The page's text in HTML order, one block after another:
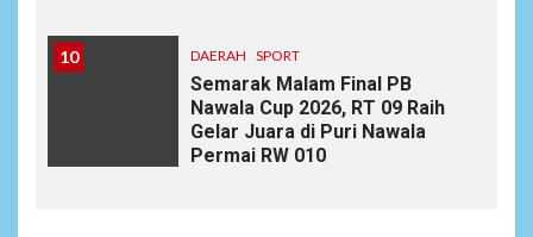
10 DAERAH SPORT
Semarak Malam Final PB
Nawala Cup 2026, RT 09 Raih
Gelar Juara di Puri Nawala
Permai RW 010